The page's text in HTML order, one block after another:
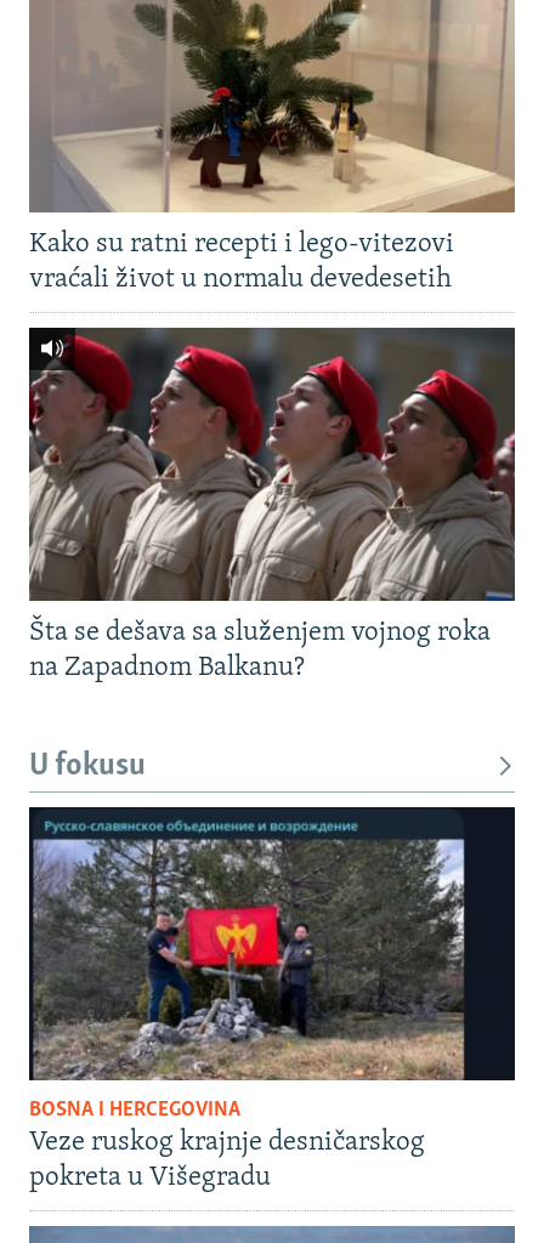
Kako su ratni recepti i lego-vitezovi
vraćali život u normalu devedesetih
Šta se dešava sa služenjem vojnog roka
na Zapadnom Balkanu?
U fokusu
BOSNA I HERCEGOVINA
Veze ruskog krajnje desničarskog
pokreta u Višegradu